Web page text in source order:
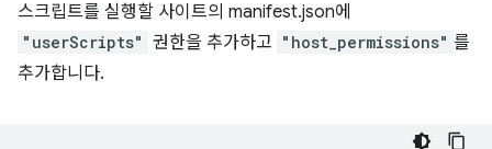
스크립트를 실행할 사이트의 manifest.json에
"userScripts" 권한을 추가하고 "host_permissions" 를
추가합니다.